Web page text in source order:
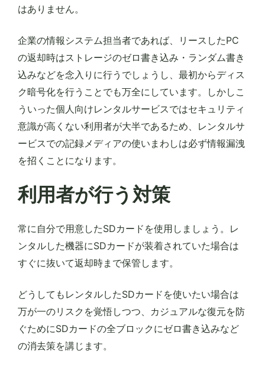
はありません。
企業の情報システム担当者であれば、リースしたPC
の返却時はストレージのゼロ書き込み・ランダム書き
込みなどを念入りに行うでしょうし、最初からディス
ク暗号化を行うことでも万全にしています。しかしこ
ういった個人向けレンタルサービスではセキュリティ
意識が高くない利用者が大半であるため、レンタルサ
ービスでの記録メディアの使いまわしは必ず情報漏洩
を招くことになります。
利用者が行う対策
常に自分で用意したSDカードを使用しましょう。レ
ンタルした機器にSDカードが装着されていた場合は
すぐに抜いて返却時まで保管します。
どうしてもレンタルしたSDカードを使いたい場合は
万が一のリスクを覚悟しつつ、カジュアルな復元を防
ぐためにSDカードの全ブロックにゼロ書き込みなど
の消去策を講じます。